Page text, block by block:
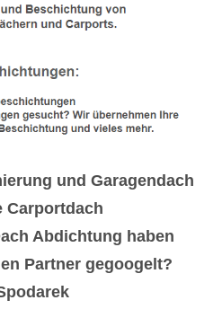
und Garagendach
Carportdach
Abdichtung haben
Partner gegoogelt?